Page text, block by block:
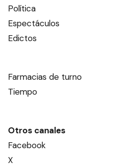
Política
Espectáculos
Edictos
Farmacias de turno
Tiempo
Otros canales
Facebook
X